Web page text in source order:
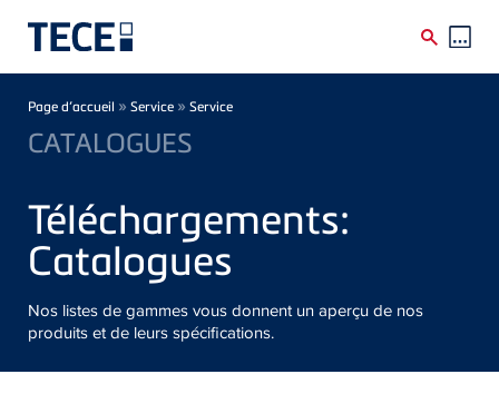
Breadcrumb
Page d’accueil » Service » Service
CATALOGUES
Téléchargements:
Catalogues
Nos listes de gammes vous donnent un aperçu de nos
produits et de leurs spécifications.